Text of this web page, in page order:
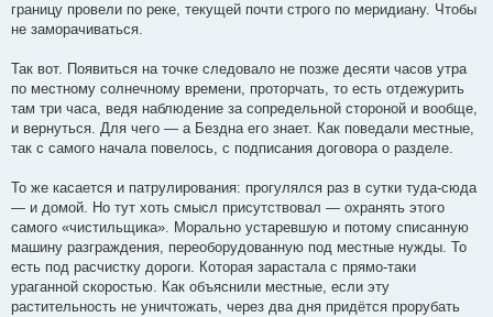
границу провели по реке, текущей почти строго по меридиану. Чтобы
не заморачиваться.
Так вот. Появиться на точке следовало не позже десяти часов утра
по местному солнечному времени, проторчать, то есть отдежурить
там три часа, ведя наблюдение за сопредельной стороной и вообще,
и вернуться. Для чего — а Бездна его знает. Как поведали местные,
так с самого начала повелось, с подписания договора о разделе.
То же касается и патрулирования: прогулялся раз в сутки туда-сюда
— и домой. Но тут хоть смысл присутствовал — охранять этого
самого «чистильщика». Морально устаревшую и потому списанную
машину разграждения, переоборудованную под местные нужды. То
есть под расчистку дороги. Которая зарастала с прямо-таки
ураганной скоростью. Как объяснили местные, если эту
растительность не уничтожать, через два дня придётся прорубать